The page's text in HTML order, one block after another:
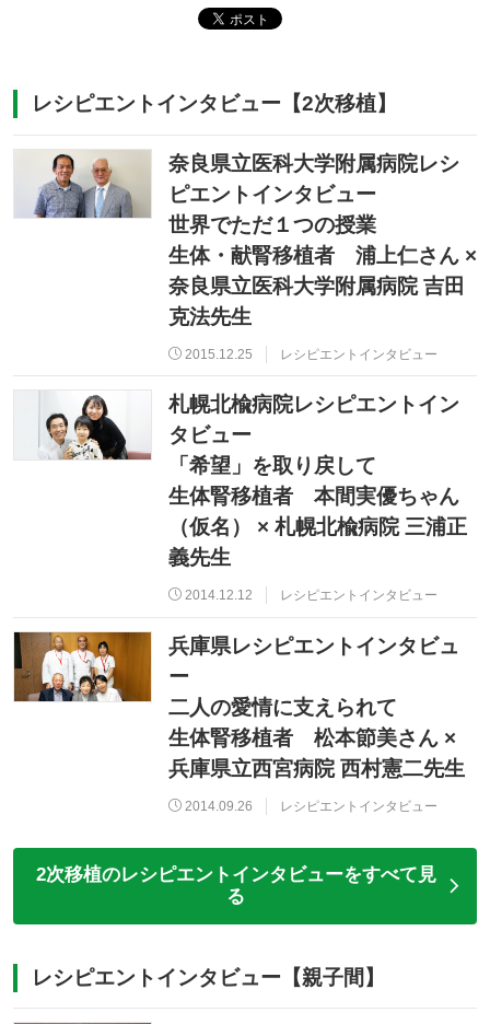
レシピエントインタビュー【2次移植】
奈良県立医科大学附属病院レシ
ピエントインタビュー
世界でただ１つの授業
生体・献腎移植者 浦上仁さん ×
奈良県立医科大学附属病院 吉田
克法先生
2015.12.25 レシピエントインタビュー
札幌北楡病院レシピエントイン
タビュー
「希望」を取り戻して
生体腎移植者 本間実優ちゃん
（仮名） × 札幌北楡病院 三浦正
義先生
2014.12.12 レシピエントインタビュー
兵庫県レシピエントインタビュ
ー
二人の愛情に支えられて
生体腎移植者 松本節美さん ×
兵庫県立西宮病院 西村憲二先生
2014.09.26 レシピエントインタビュー
2次移植のレシピエントインタビューをすべて見
る
レシピエントインタビュー【親子間】